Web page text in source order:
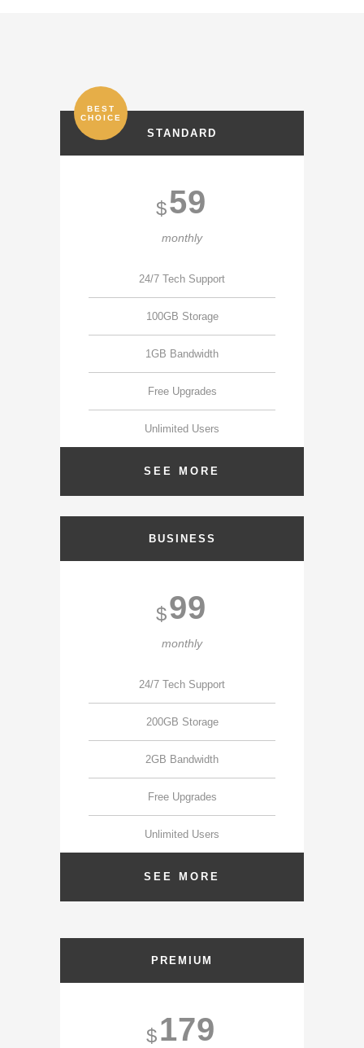
BEST
CHOICE
STANDARD
$59
monthly
24/7 Tech Support
100GB Storage
1GB Bandwidth
Free Upgrades
Unlimited Users
SEE MORE
BUSINESS
$99
monthly
24/7 Tech Support
200GB Storage
2GB Bandwidth
Free Upgrades
Unlimited Users
SEE MORE
PREMIUM
$179